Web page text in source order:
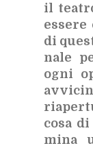
il
es­se­re
di
na­le
ogni
co­sa
mi­na